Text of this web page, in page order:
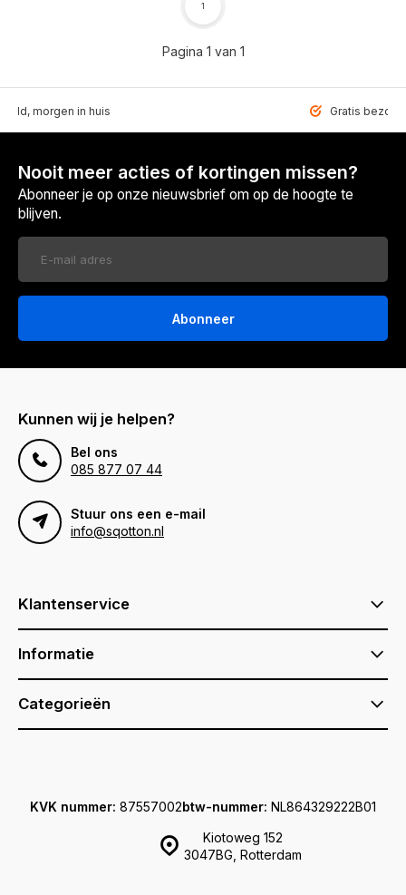
Pagina 1 van 1
1
morgen in huis Gratis
Nooit meer acties of kortingen missen?
Abonneer je op onze nieuwsbrief om op de hoogte te
blijven.
Abonneer
Kunnen wij je helpen?
Bel ons
085 877 07 44
Stuur ons een e-mail
info@sqotton.nl
Klantenservice
Informatie
Categorieën
Kiotoweg 152
3047BG, Rotterdam
KVK nummer: 87557002btw-nummer: NL864329222B01